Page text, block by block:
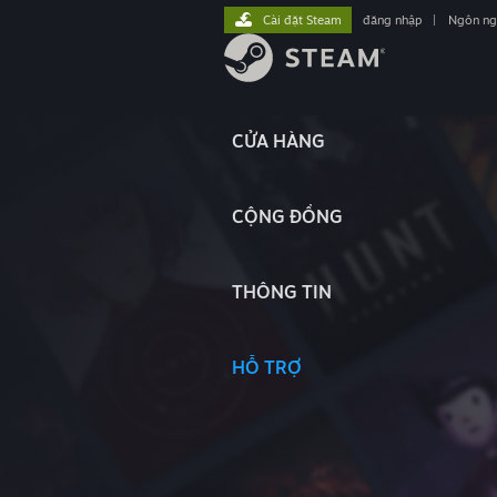
CỬA HÀNG
CỘNG ĐỒNG
THÔNG TIN
HỖ TRỢ
Cài đặt Steam đăng nhập Ngôn